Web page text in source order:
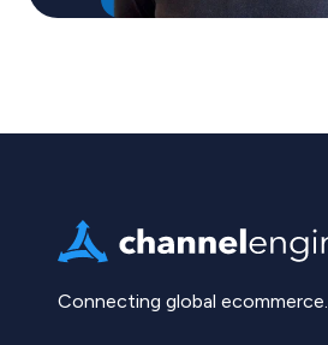
Connecting global ecommerce.